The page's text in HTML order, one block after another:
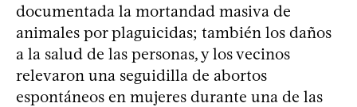
documentada la mortandad masiva de
animales por plaguicidas; también los daños
a la salud de las personas, y los vecinos
relevaron una seguidilla de abortos
espontáneos en mujeres durante una de las